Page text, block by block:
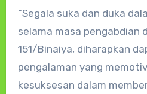
“Segala suka dan duka
selama masa pengabdian
151/Binaiya, diharapkan
pengalaman yang
kesuksesan dalam